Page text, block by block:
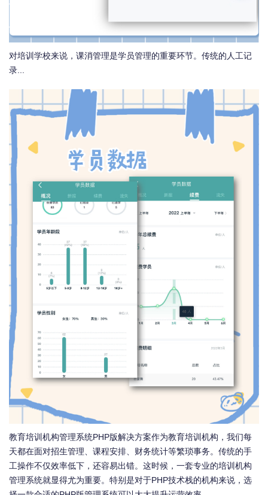
对培训学校来说，课消管理是学员管理的重要环节。传统的人工记
录...
教育培训机构管理系统PHP版解决方案作为教育培训机构，我们每
天都在面对招生管理、课程安排、财务统计等繁琐事务。传统的手
工操作不仅效率低下，还容易出错。这时候，一套专业的培训机构
管理系统就显得尤为重要。特别是对于PHP技术栈的机构来说，选